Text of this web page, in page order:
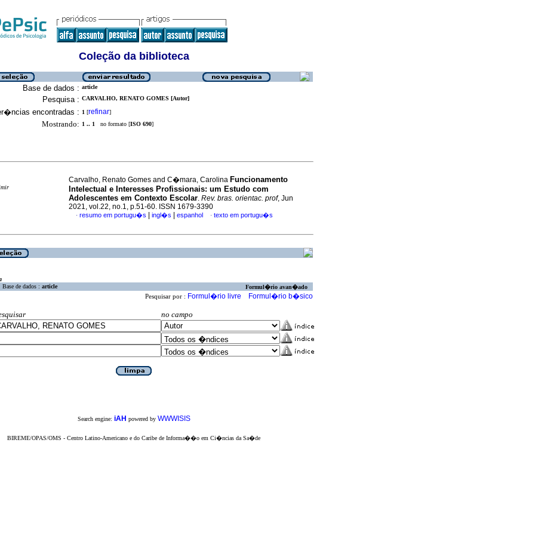
Coleção da biblioteca
Base de dados : article
Pesquisa : CARVALHO, RENATO GOMES [Autor]
encontradas : 1 [refinar]
Mostrando: 1 .. 1 no formato [ISO 690]
Carvalho, Renato Gomes and C�mara, Carolina Funcionamento
Intelectual e Interesses Profissionais: um Estudo com
Adolescentes em Contexto Escolar. Rev. bras. orientac. prof, Jun
2021, vol.22, no.1, p.51-60. ISSN 1679-3390
· resumo em portugu�s ingl�s espanhol · texto em portugu�s
Base de dados : article Formul�rio avan�ado
Pesquisar por : Formul�rio livre Formul�rio b�sico
no campo
Search engine: iAH powered by WWWISIS
BIREME/OPAS/OMS - Centro Latino-Americano e do Caribe de Informa��o em Ci�ncias da Sa�de